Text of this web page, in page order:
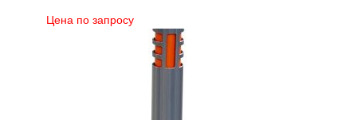
Цена по запросу